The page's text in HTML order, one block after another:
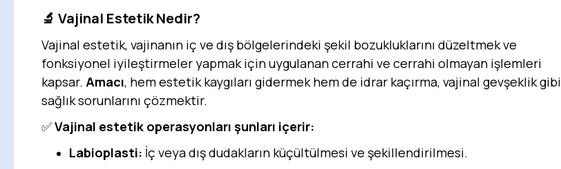
🔬 Vajinal Estetik Nedir?
Vajinal estetik, vajinanın iç ve dış bölgelerindeki şekil bozukluklarını düzeltmek ve
fonksiyonel iyileştirmeler yapmak için uygulanan cerrahi ve cerrahi olmayan işlemleri
kapsar. Amacı, hem estetik kaygıları gidermek hem de idrar kaçırma, vajinal gevşeklik gibi
sağlık sorunlarını çözmektir.
✅Vajinal estetik operasyonları şunları içerir:
Labioplasti: İç veya dış dudakların küçültülmesi ve şekillendirilmesi.